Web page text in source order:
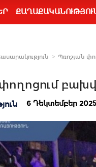
Պռոշյան
6 Դեկտեմբեր